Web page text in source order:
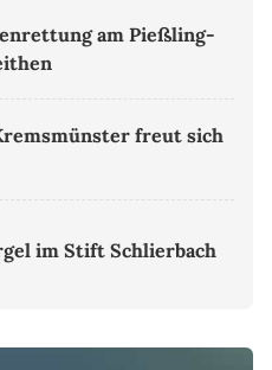
am Pießling-
freut sich
im Stift Schlierbach